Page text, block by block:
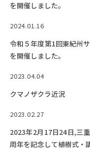
を開催しました。
2024.01.16
令和５年度第1回東紀州
を開催しました。
2023.04.04
クマノザクラ近況
2023.02.27
2023年2月17日24日,三
周年を記念して植樹式・